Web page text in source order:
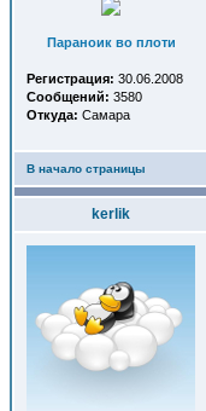
Параноик во плоти
Регистрация: 30.06.2008
Сообщений: 3580
Откуда: Самара
В начало страницы
kerlik